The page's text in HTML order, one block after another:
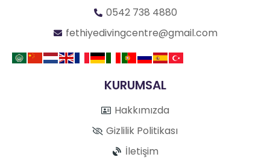
0542 738 4880
fethiyedivingcentre@gmail.com
KURUMSAL
Hakkımızda
Gizlilik Politikası
İletişim